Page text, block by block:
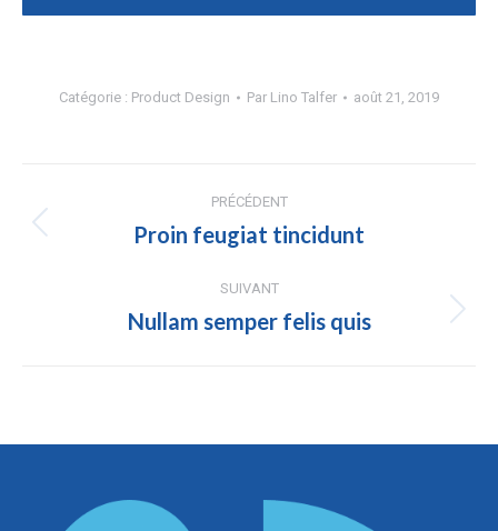
Catégorie : Product Design Par Lino Talfer août 21, 2019
de
commentaire
PRÉCÉDENT
Onglet
Proin feugiat tincidunt
SUIVANT
Projets
Nullam semper felis quis